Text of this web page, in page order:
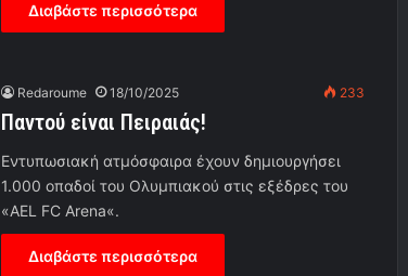
Διαβάστε περισσότερα
Redaroume 18/10/2025 233
Παντού είναι Πειραιάς!
Εντυπωσιακή ατμόσφαιρα έχουν δημιουργήσει
1.000 οπαδοί του Ολυμπιακού στις εξέδρες του
«AEL FC Arena«.
Διαβάστε περισσότερα